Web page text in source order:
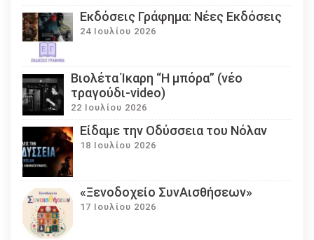
Εκδόσεις Γράφημα: Νέες Εκδόσεις
24 Ιουλίου 2026
Βιολέτα Ίκαρη “Η μπόρα” (νέο
τραγούδι-video)
22 Ιουλίου 2026
Eίδαμε την Οδύσσεια του Νόλαν
18 Ιουλίου 2026
«Ξενοδοχείο ΣυνΑισθήσεων»
17 Ιουλίου 2026